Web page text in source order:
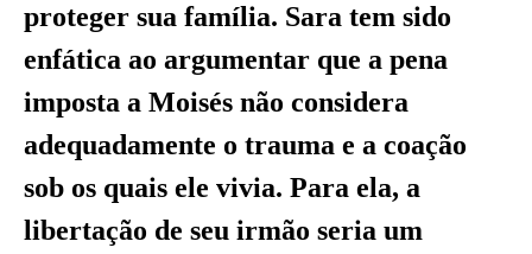
proteger sua família. Sara tem sido
enfática ao argumentar que a pena
imposta a Moisés não considera
adequadamente o trauma e a coação
sob os quais ele vivia. Para ela, a
libertação de seu irmão seria um